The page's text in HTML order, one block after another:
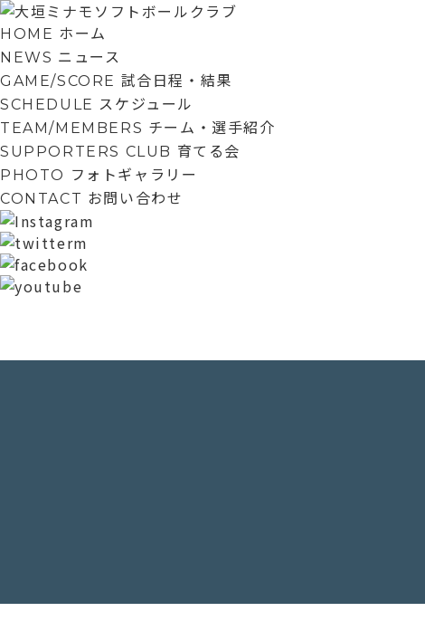
HOME ホーム
NEWS ニュース
GAME/SCORE 試合日程・結果
SCHEDULE スケジュール
TEAM/MEMBERS チーム・選手紹介
SUPPORTERS CLUB 育てる会
PHOTO フォトギャラリー
CONTACT お問い合わせ